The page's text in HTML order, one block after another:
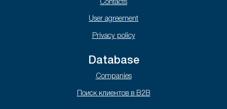
Contacts
User agreement
Privacy policy
Database
Companies
Поиск клиентов в B2B